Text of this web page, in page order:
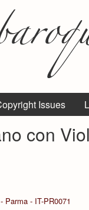
Issues
con
Parma - IT-PR0071